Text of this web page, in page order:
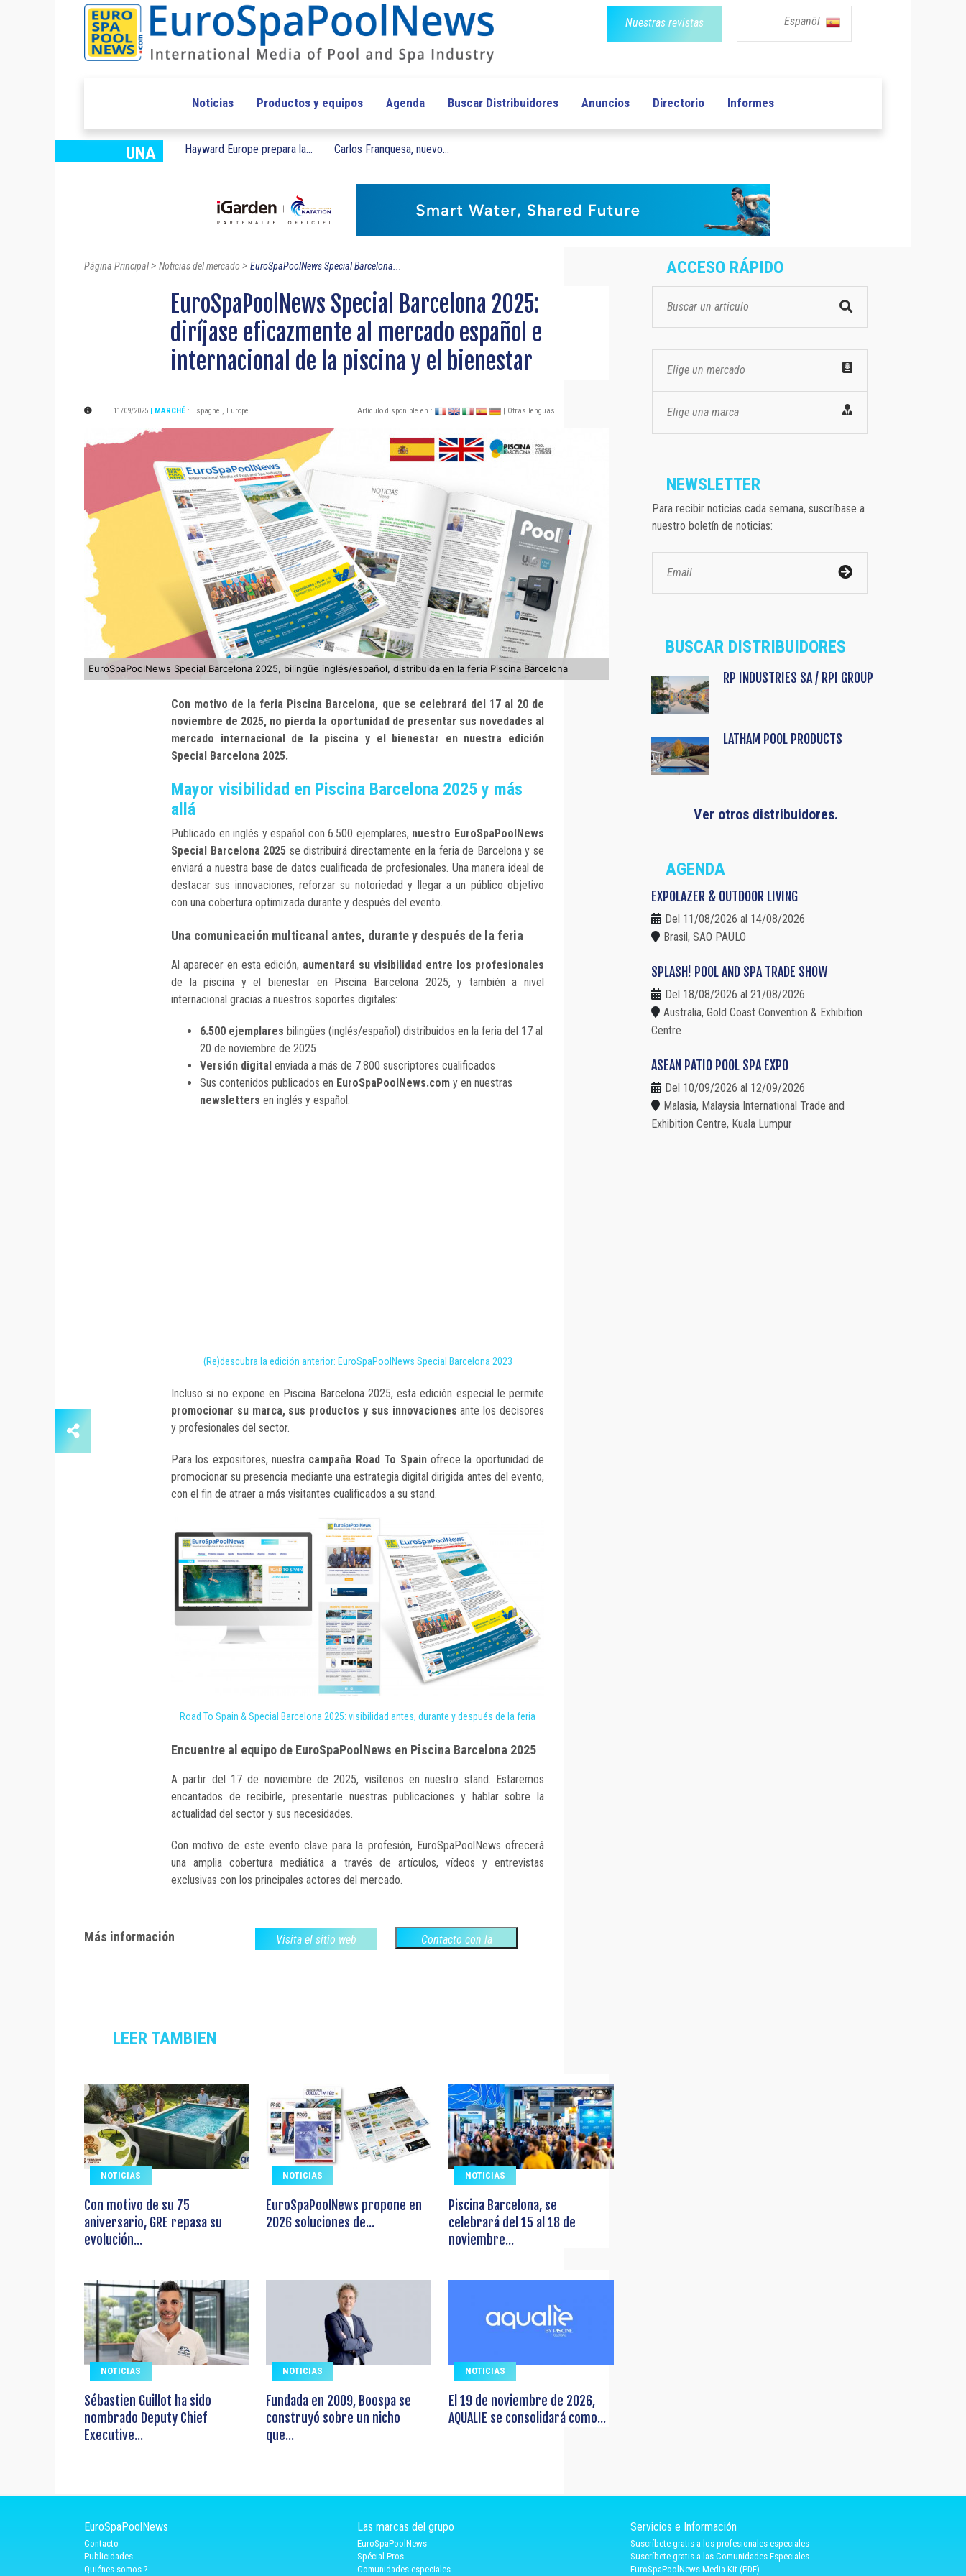
Nuestras revistas Espanõl
Noticias Productos y equipos Agenda Buscar Distribuidores Anuncios Directorio Informes
UNA Hayward Europe prepara la... Carlos Franquesa, nuevo...
Página Principal> Noticias del mercado > EuroSpaPoolNews Special Barcelona...
EuroSpaPoolNews Special Barcelona 2025:
diríjase eficazmente al mercado español e
internacional de la piscina y el bienestar
11/09/2025 | MARCHÉ : Espagne , Europe Artículo disponible en : | Otras lenguas
EuroSpaPoolNews Special Barcelona 2025, bilingüe inglés/español, distribuida en la feria Piscina Barcelona
Con motivo de la feria Piscina Barcelona, que se celebrará del 17 al 20 de
noviembre de 2025, no pierda la oportunidad de presentar sus novedades al
mercado internacional de la piscina y el bienestar en nuestra edición
Special Barcelona 2025.
Mayor visibilidad en Piscina Barcelona 2025 y más
allá
Publicado en inglés y español con 6.500 ejemplares, nuestro EuroSpaPoolNews
Special Barcelona 2025 se distribuirá directamente en la feria de Barcelona y se
enviará a nuestra base de datos cualificada de profesionales. Una manera ideal de
destacar sus innovaciones, reforzar su notoriedad y llegar a un público objetivo
con una cobertura optimizada durante y después del evento.
Una comunicación multicanal antes, durante y después de la feria
Al aparecer en esta edición, aumentará su visibilidad entre los profesionales
de la piscina y el bienestar en Piscina Barcelona 2025, y también a nivel
internacional gracias a nuestros soportes digitales:
6.500 ejemplares bilingües (inglés/español) distribuidos en la feria del 17 al
20 de noviembre de 2025
Versión digital enviada a más de 7.800 suscriptores cualificados
Sus contenidos publicados en EuroSpaPoolNews.com y en nuestras
newsletters en inglés y español.
(Re)descubra la edición anterior: EuroSpaPoolNews Special Barcelona 2023
Incluso si no expone en Piscina Barcelona 2025, esta edición especial le permite
promocionar su marca, sus productos y sus innovaciones ante los decisores
y profesionales del sector.
Para los expositores, nuestra campaña Road To Spain ofrece la oportunidad de
promocionar su presencia mediante una estrategia digital dirigida antes del evento,
con el fin de atraer a más visitantes cualificados a su stand.
Road To Spain & Special Barcelona 2025: visibilidad antes, durante y después de la feria
Encuentre al equipo de EuroSpaPoolNews en Piscina Barcelona 2025
A partir del 17 de noviembre de 2025, visítenos en nuestro stand. Estaremos
encantados de recibirle, presentarle nuestras publicaciones y hablar sobre la
actualidad del sector y sus necesidades.
Con motivo de este evento clave para la profesión, EuroSpaPoolNews ofrecerá
una amplia cobertura mediática a través de artículos, vídeos y entrevistas
exclusivas con los principales actores del mercado.
Más información Visita el sitio web
Contacto con la
LEER TAMBIEN
NOTICIAS
Con motivo de su 75
aniversario, GRE repasa su
evolución...
NOTICIAS
EuroSpaPoolNews propone en
2026 soluciones de...
NOTICIAS
Piscina Barcelona, se
celebrará del 15 al 18 de
noviembre...
NOTICIAS
Sébastien Guillot ha sido
nombrado Deputy Chief
Executive...
NOTICIAS
Fundada en 2009, Boospa se
construyó sobre un nicho
que...
NOTICIAS
El 19 de noviembre de 2026,
AQUALIE se consolidará como...
ACCESO RÁPIDO
Elige un mercado
Elige una marca
NEWSLETTER
Para recibir noticias cada semana, suscríbase a
nuestro boletín de noticias:
BUSCAR DISTRIBUIDORES
RP INDUSTRIES SA / RPI GROUP
LATHAM POOL PRODUCTS
Ver otros distribuidores.
AGENDA
EXPOLAZER & OUTDOOR LIVING
Del 11/08/2026 al 14/08/2026
Brasil, SAO PAULO
SPLASH! POOL AND SPA TRADE SHOW
Del 18/08/2026 al 21/08/2026
Australia, Gold Coast Convention & Exhibition
Centre
ASEAN PATIO POOL SPA EXPO
Del 10/09/2026 al 12/09/2026
Malasia, Malaysia International Trade and
Exhibition Centre, Kuala Lumpur
EuroSpaPoolNews
Contacto
Publicidades
Quiénes somos ?
Las marcas del grupo
EuroSpaPoolNews
Spécial Pros
Comunidades especiales
Servicios e Información
Suscríbete gratis a los profesionales especiales
Suscríbete gratis a las Comunidades Especiales.
EuroSpaPoolNews Media Kit (PDF)